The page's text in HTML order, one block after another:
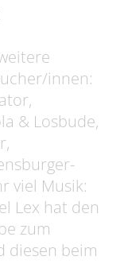
innen:
& Losbude,
viel Musik:
Lex hat den
zum
diesen beim